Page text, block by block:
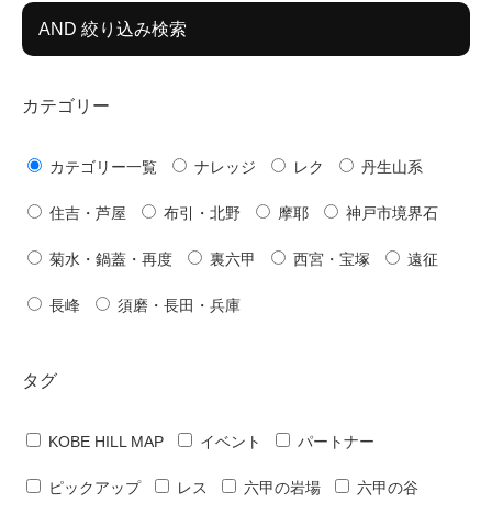
AND 絞り込み検索
カテゴリー
カテゴリー一覧 ナレッジ レク 丹生山系
住吉・芦屋 布引・北野 摩耶 神戸市境界石
菊水・鍋蓋・再度 裏六甲 西宮・宝塚 遠征
長峰 須磨・長田・兵庫
タグ
KOBE HILL MAP イベント パートナー
ピックアップ レス 六甲の岩場 六甲の谷